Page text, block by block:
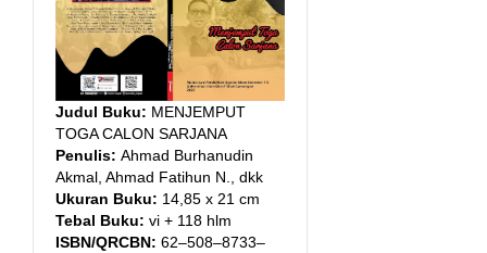
Judul Buku: MENJEMPUT
TOGA CALON SARJANA
Penulis: Ahmad Burhanudin
Akmal, Ahmad Fatihun N., dkk
Ukuran Buku: 14,85 x 21 cm
Tebal Buku: vi + 118 hlm
ISBN/QRCBN: 62–508–8733–